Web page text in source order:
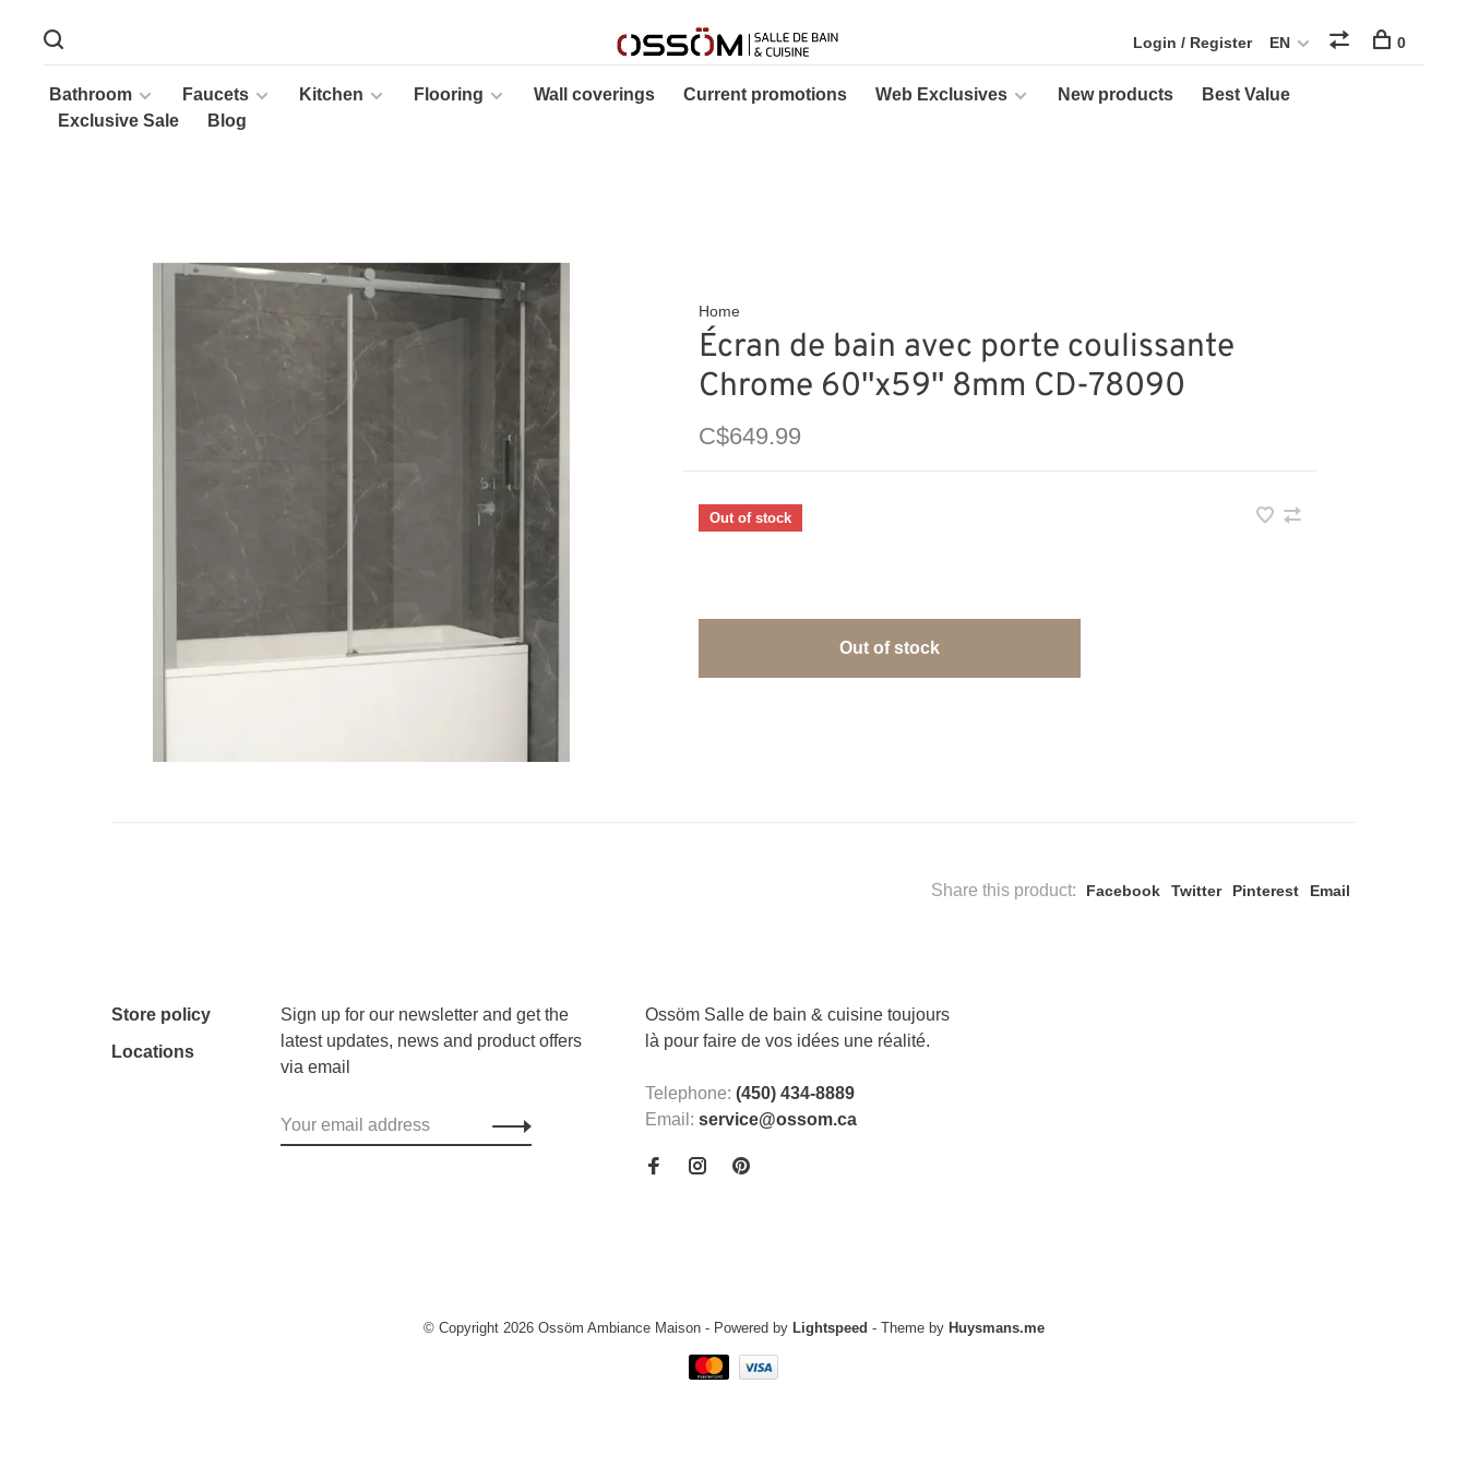
Bathroom Faucets Kitchen Flooring Wall coverings Current promotions Web Exclusives New products
Best Value
Exclusive Sale
Blog
Login / Register EN 0
Home
Écran de bain avec porte coulissante
Chrome 60''x59'' 8mm CD-78090
C$649.99
Out of stock
Out of stock
Share this product: Facebook Twitter Pinterest Email
Store policy
Locations
Sign up for our newsletter and get the
latest updates, news and product offers
via email
Ossöm Salle de bain & cuisine toujours
là pour faire de vos idées une réalité.
Telephone: (450) 434-8889
Email: service@ossom.ca
© Copyright 2026 Ossöm Ambiance Maison - Powered by Lightspeed - Theme by Huysmans.me